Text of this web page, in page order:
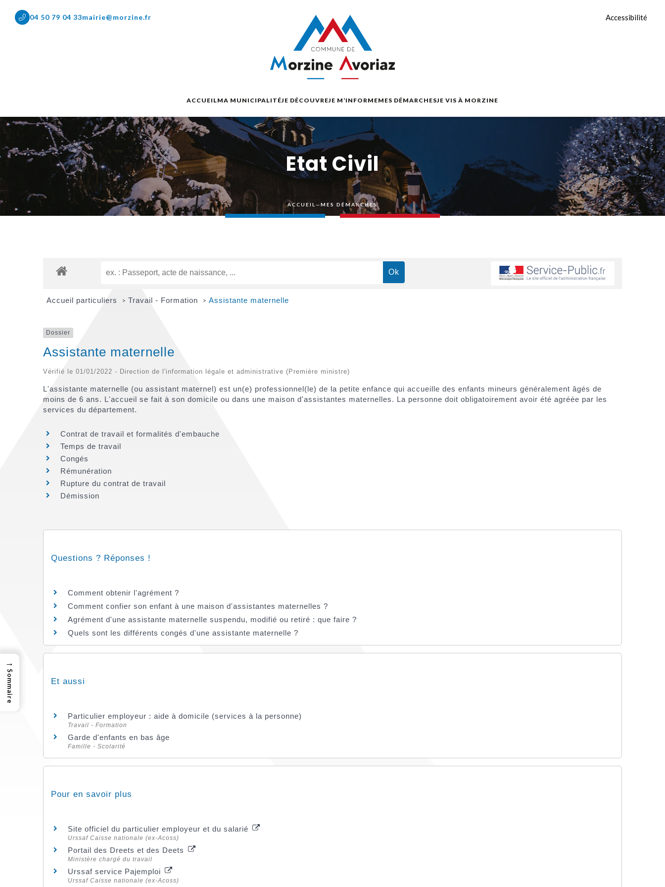
04 50 79 04 33mairie@morzine.fr Accessibilité
ACCUEILMA MUNICIPALITÉJE DÉCOUVREJE M’INFORMEMES DÉMARCHESJE VIS À MORZINE
Etat Civil
ACCUEIL —MES DÉMARCHES
Accueil particuliers > Travail - Formation > Assistante maternelle
Dossier
Assistante maternelle
Vérifié le 01/01/2022 - Direction de l'information légale et administrative (Première ministre)
L'assistante maternelle (ou assistant maternel) est un(e) professionnel(le) de la petite enfance qui accueille des enfants mineurs généralement âgés de
moins de 6 ans. L'accueil se fait à son domicile ou dans une maison d'assistantes maternelles. La personne doit obligatoirement avoir été agréée par les
services du département.
Contrat de travail et formalités d'embauche
Temps de travail
Congés
Rémunération
Rupture du contrat de travail
Démission
Questions ? Réponses !
Comment obtenir l'agrément ?
Comment confier son enfant à une maison d'assistantes maternelles ?
Agrément d'une assistante maternelle suspendu, modifié ou retiré : que faire ?
Quels sont les différents congés d'une assistante maternelle ?
Et aussi
Particulier employeur : aide à domicile (services à la personne)
Travail - Formation
Garde d'enfants en bas âge
Famille - Scolarité
Pour en savoir plus
Site officiel du particulier employeur et du salarié
Urssaf Caisse nationale (ex-Acoss)
Portail des Dreets et des Deets
Ministère chargé du travail
Urssaf service Pajemploi
Urssaf Caisse nationale (ex-Acoss)
→
Sommaire